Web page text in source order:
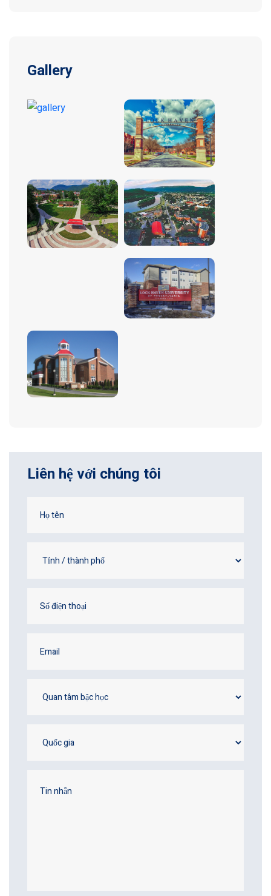
Gallery
Liên hệ với chúng tôi